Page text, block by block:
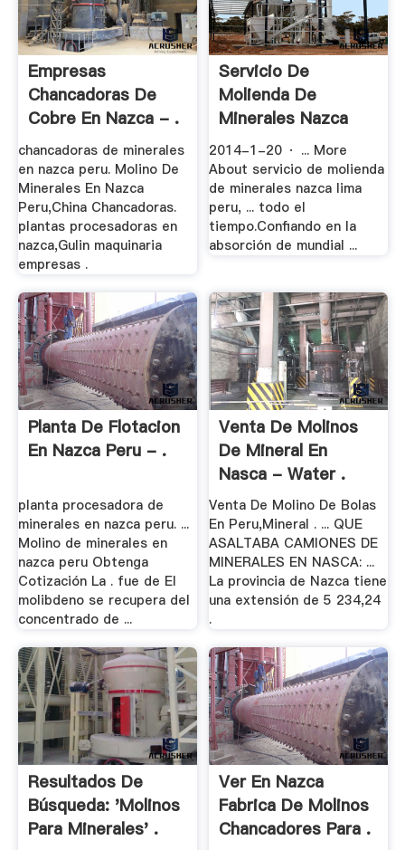
Empresas
Chancadoras De
Cobre En Nazca - .
chancadoras de minerales
en nazca peru. Molino De
Minerales En Nazca
Peru,China Chancadoras.
plantas procesadoras en
nazca,Gulin maquinaria
empresas .
Servicio De
Molienda De
Minerales Nazca
Lima .
2014-1-20 · ... More
About servicio de molienda
de minerales nazca lima
peru, ... todo el
tiempo.Confiando en la
absorción de mundial ...
Planta De Flotacion
En Nazca Peru - .
planta procesadora de
minerales en nazca peru. ...
Molino de minerales en
nazca peru Obtenga
Cotización La . fue de El
molibdeno se recupera del
concentrado de ...
Venta De Molinos
De Mineral En
Nasca - Water .
Venta De Molino De Bolas
En Peru,Mineral . ... QUE
ASALTABA CAMIONES DE
MINERALES EN NASCA: ...
La provincia de Nazca tiene
una extensión de 5 234,24
.
Resultados De
Búsqueda: 'molinos
Para Minerales' .
Ver En Nazca
Fabrica De Molinos
Chancadores Para .